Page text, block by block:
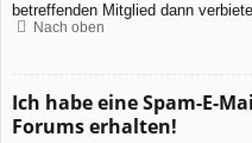
betreffenden Mitglied dann
Nach oben
Ich habe eine Spam-E-
Forums erhalten!